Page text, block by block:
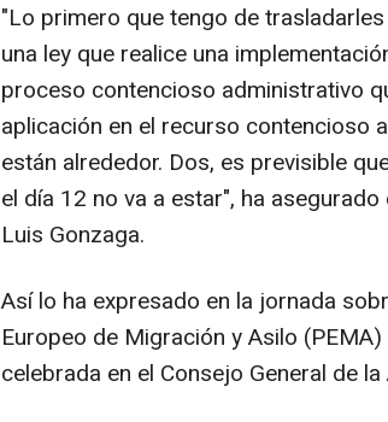
"Lo primero que tengo de
una ley que realice una
proceso contencioso administrativo
aplicación en el recurso contencioso
están alrededor. Dos, es previsible
el día 12 no va a estar", ha
Luis Gonzaga.
Así lo ha expresado en la jornada
Europeo de Migración y Asilo
celebrada en el Consejo General de